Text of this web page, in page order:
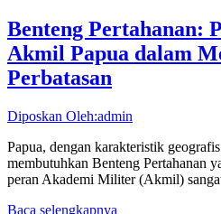
Benteng Pertahanan:
Akmil Papua dalam
Perbatasan
Diposkan Oleh:admin
Papua, dengan karakteristik
membutuhkan Benteng Pertahanan
peran Akademi Militer (Akmil)
Baca selengkapnya